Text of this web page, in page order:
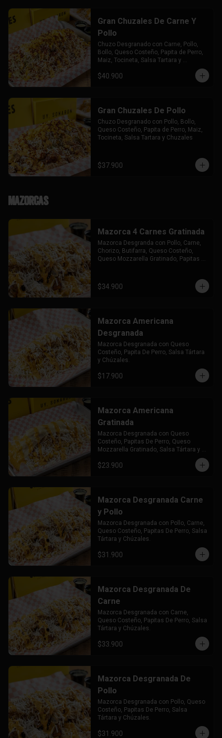
Gran Chuzales De Carne Y
Pollo
Chuzo Desgranado con Carne, Pollo,
Bollo, Queso Costeño, Papita de Perro,
Maiz, Tocineta, Salsa Tartara y
$40.900
Gran Chuzales De Pollo
Chuzo Desgranado con Pollo, Bollo,
Queso Costeño, Papita de Perro, Maiz,
Tocineta, Salsa Tartara y Chuzales
$37.900
Mazorcas
Mazorca 4 Carnes Gratinada
Mazorca Desgranda con Pollo, Carne,
Chorizo, Butifarra, Queso Costeño,
Queso Mozzarella Gratinado, Papitas
$34.900
Mazorca Americana
Desgranada
Mazorca Desgranada con Queso
Costeño, Papita De Perro, Salsa Tártara
y Chúzales.
$17.900
Mazorca Americana
Gratinada
Mazorca Desgranada con Queso
Costeño, Papitas De Perro, Queso
Mozzarella Gratinado, Salsa Tártara y
$23.900
Mazorca Desgranada Carne
y Pollo
Mazorca Desgranada con Pollo, Carne,
Queso Costeño, Papitas De Perro, Salsa
Tártara y Chúzales.
$31.900
Mazorca Desgranada De
Carne
Mazorca Desgranada con Carne,
Queso Costeño, Papitas De Perro, Salsa
Tártara y Chúzales.
$33.900
Mazorca Desgranada De
Pollo
Mazorca Desgranada con Pollo, Queso
Costeño, Papitas De Perro, Salsa
Tártara y Chúzales.
$31.900